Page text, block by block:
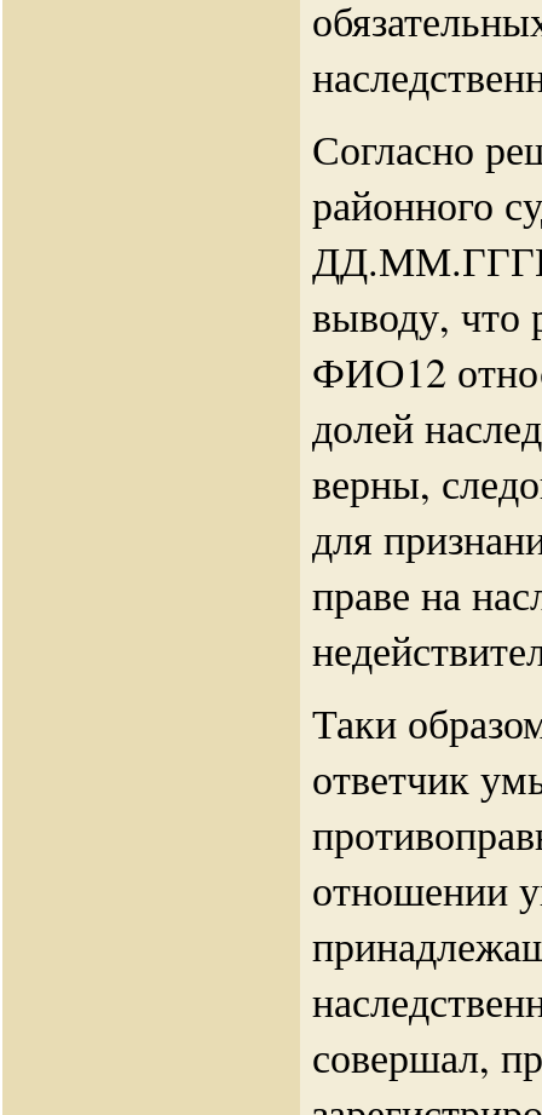
Согласно
районного
выводу, что
ФИО12
долей
верны,
для
праве на
Таки
ответчик
отношении
совершал,